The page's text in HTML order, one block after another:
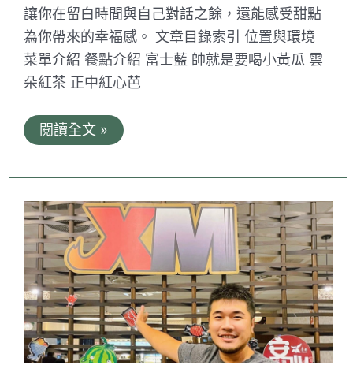
讓你在留白時間與自己對話之餘，還能感受甜點
為你帶來的幸福感。 文章目錄索引 位置與環境
菜單介紹 餐點介紹 富士藍 帥就是要喝小黃瓜 雲
朵紅茶 正中紅心芭
留
白
Time
Coffee
｜
真
善
美
戲
院
旁
的
文
青
閱讀全文 »